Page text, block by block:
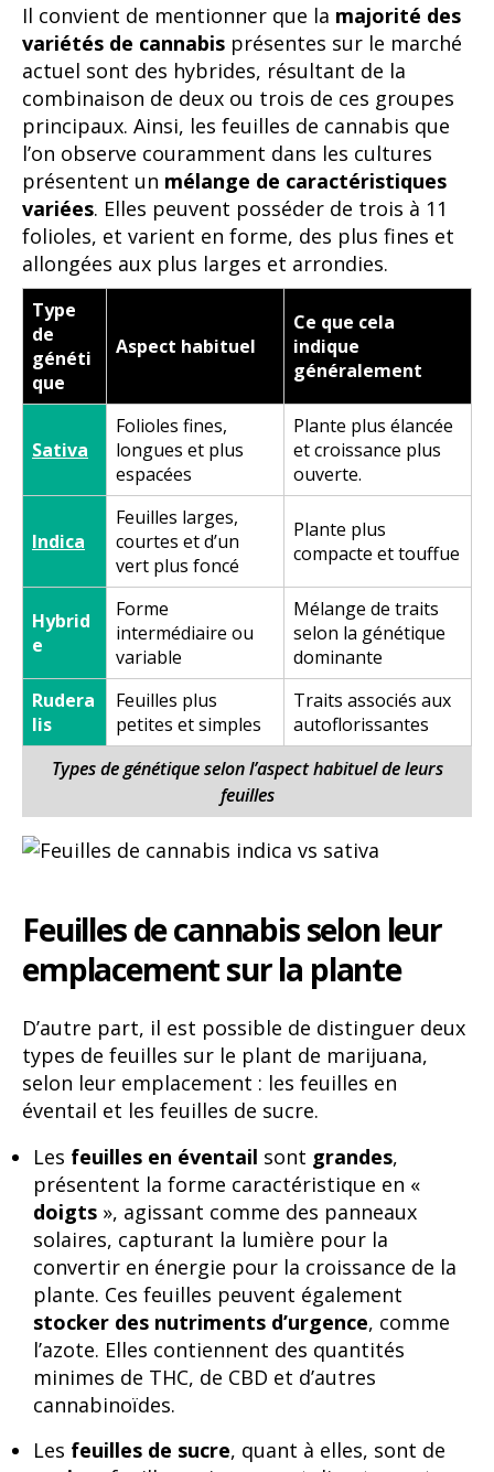
Il convient de mentionner que la majorité des
variétés de cannabis présentes sur le marché
actuel sont des hybrides, résultant de la
combinaison de deux ou trois de ces groupes
principaux. Ainsi, les feuilles de cannabis que
l’on observe couramment dans les cultures
présentent un mélange de caractéristiques
variées. Elles peuvent posséder de trois à 11
folioles, et varient en forme, des plus fines et
allongées aux plus larges et arrondies.
Types de génétique selon l’aspect habituel de leurs
feuilles
Type
de
généti
que
Aspect habituel
Ce que cela
indique
généralement
Sativa
Folioles fines,
longues et plus
espacées
Plante plus élancée
et croissance plus
ouverte.
Indica
Feuilles larges,
courtes et d’un
vert plus foncé
Plante plus
compacte et touffue
Hybrid
e
Forme
intermédiaire ou
variable
Mélange de traits
selon la génétique
dominante
Rudera
lis
Feuilles plus
petites et simples
Traits associés aux
autoflorissantes
Feuilles de cannabis selon leur
emplacementsur la plante
D’autre part, il est possible de distinguer deux
types de feuilles sur le plant de marijuana,
selon leur emplacement : les feuilles en
éventail et les feuilles de sucre.
Les feuilles en éventail sont grandes,
présentent la forme caractéristique en «
doigts », agissant comme des panneaux
solaires, capturant la lumière pour la
convertir en énergie pour la croissance de la
plante. Ces feuilles peuvent également
stocker des nutriments d’urgence, comme
l’azote. Elles contiennent des quantités
minimes de THC, de CBD et d’autres
cannabinoïdes.
Les feuilles de sucre, quant à elles, sont de